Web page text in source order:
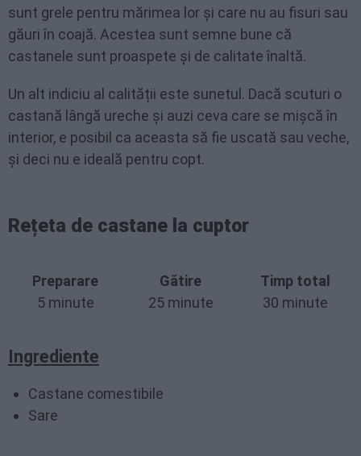
sunt grele pentru mărimea lor și care nu au fisuri sau
găuri în coajă. Acestea sunt semne bune că
castanele sunt proaspete și de calitate înaltă.
Un alt indiciu al calității este sunetul. Dacă scuturi o
castană lângă ureche și auzi ceva care se mișcă în
interior, e posibil ca aceasta să fie uscată sau veche,
și deci nu e ideală pentru copt.
Rețeta de castane la cuptor
Preparare
5 minute
Gătire
25 minute
Timp total
30 minute
Ingrediente
Castane comestibile
Sare